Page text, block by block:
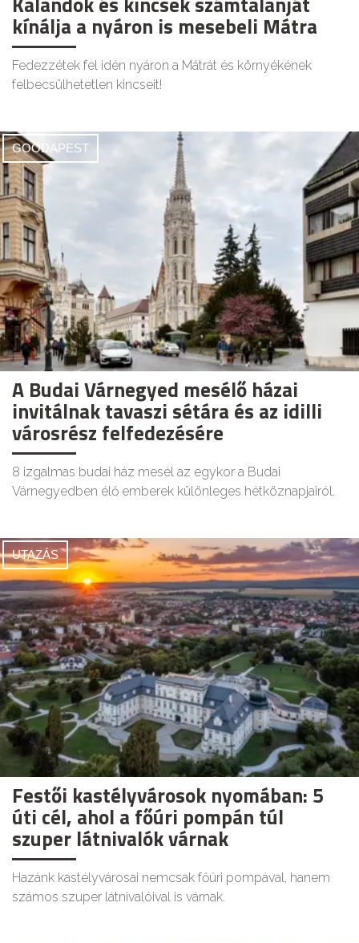
kínálja a nyáron is mesebeli Mátra
Fedezzétek fel idén nyáron a Mátrát és környékének
felbecsülhetetlen kincseit!
GOODAPEST
A Budai Várnegyed mesélő házai
invitálnak tavaszi sétára és az idilli
városrész felfedezésére
8 izgalmas budai ház mesél az egykor a Budai
Várnegyedben élő emberek különleges hétköznapjairól.
UTAZÁS
Festői kastélyvárosok nyomában: 5
úti cél, ahol a főúri pompán túl
szuper látnivalók várnak
Hazánk kastélyvárosai nemcsak főúri pompával, hanem
számos szuper látnivalóival is várnak.